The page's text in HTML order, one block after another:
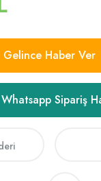
Gelince Haber Ver
Whatsapp Sipariş